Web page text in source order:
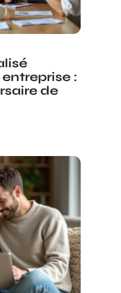
:
de